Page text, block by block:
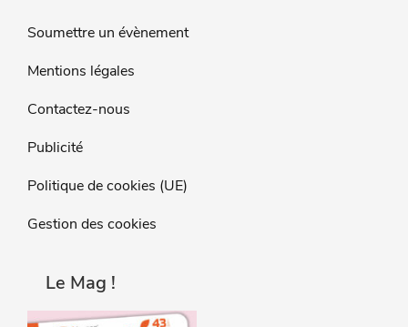
Soumettre un évènement
Mentions légales
Contactez-nous
Publicité
Politique de cookies (UE)
Gestion des cookies
Le Mag !